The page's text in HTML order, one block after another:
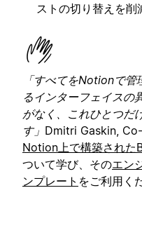
ストの切り替えを削
「すべてをNotionで
るインターフェイスの
がなく、これひとつだ
す」 Dmitri Gaskin,
Notion上で構築された
ついて学び、そのエン
ンプレート をご利用く